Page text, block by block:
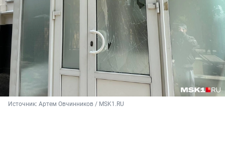
Источник: Артем Овчинников / MSK1.RU